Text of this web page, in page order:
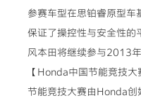
参赛车型在思铂睿原型车
保证了操控性与安全性
风本田将继续参与2013
【Honda中国节能竞技大
节能竞技大赛由Honda